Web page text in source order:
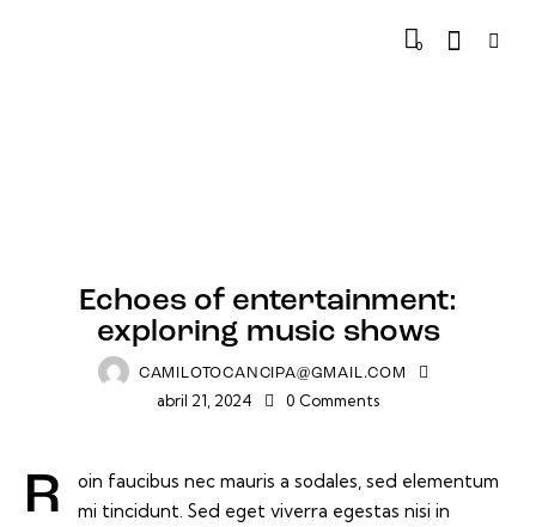
0
Echoes of entertainment:
exploring music shows
CAMILOTOCANCIPA@GMAIL.COM
abril 21, 2024 0 Comments
Roin faucibus nec mauris a sodales, sed elementum
mi tincidunt. Sed eget viverra egestas nisi in